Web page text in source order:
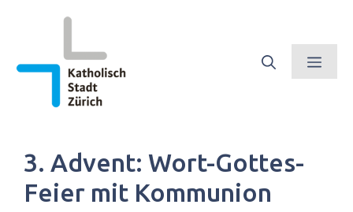
3. Advent: Wort-Gottes-
Feier mit Kommunion